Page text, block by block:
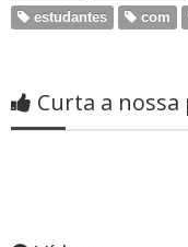
estudantes
com
Curta a